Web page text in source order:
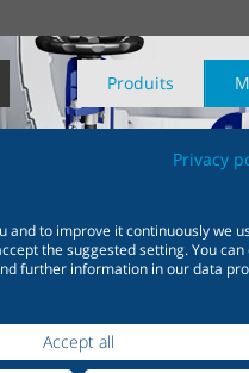
Produits
d'information
Chimie
chimie – Des solutions
parfaitement coordonnées
Digital Service
Profitez
Privacy
and to improve it continuously we
the suggested setting. You
further information in our data
Accept all